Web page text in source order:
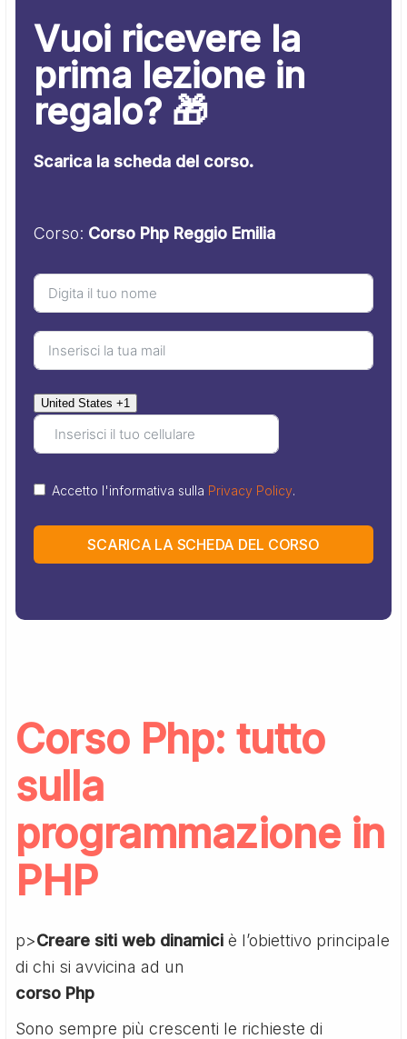
Vuoi ricevere la
prima lezione in
regalo? 🎁
Scarica la scheda del corso.
Corso: Corso Php Reggio Emilia
United States +1
Accetto l'informativa sulla Privacy Policy.
SCARICA LA SCHEDA DEL CORSO
Corso Php: tutto
sulla
programmazione in
PHP
p>Creare siti web dinamici è l’obiettivo principale
di chi si avvicina ad un
corso Php
Sono sempre più crescenti le richieste di